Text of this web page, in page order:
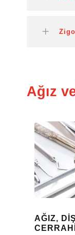
Ağız
AĞIZ,